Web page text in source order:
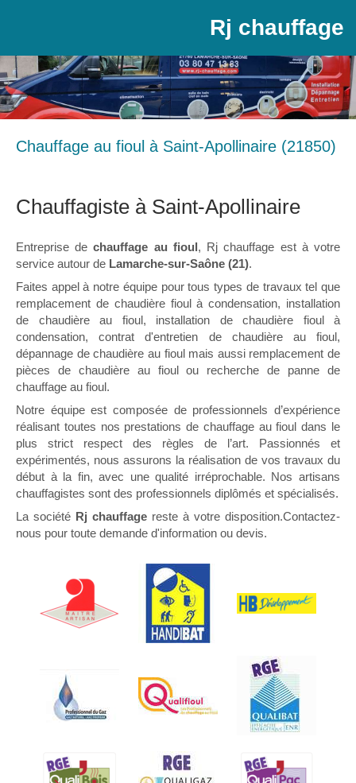
Rj chauffage
Chauffage au fioul à Saint-Apollinaire (21850)
Chauffagiste à Saint-Apollinaire
Entreprise dechauffage au fioul, Rj chauffage est à votre
service autour de Lamarche-sur-Saône (21).
Faites appel à notre équipe pour tous types de travaux tel que
remplacement de chaudière fioul à condensation, installation
de chaudière au fioul, installation de chaudière fioul à
condensation, contrat d'entretien de chaudière au fioul,
dépannage de chaudière au fioul mais aussi remplacement de
pièces de chaudière au fioul ou recherche de panne de
chauffage au fioul.
Notre équipe est composée de professionnels d’expérience
réalisant toutes nos prestations de chauffage au fioul dans le
plus strict respect des règles de l’art. Passionnés et
expérimentés, nous assurons la réalisation de vos travaux du
début à la fin, avec une qualité irréprochable. Nos artisans
chauffagistes sont des professionnels diplômés et spécialisés.
La société Rj chauffage reste à votre disposition.Contactez-
nous pour toute demande d'information ou devis.